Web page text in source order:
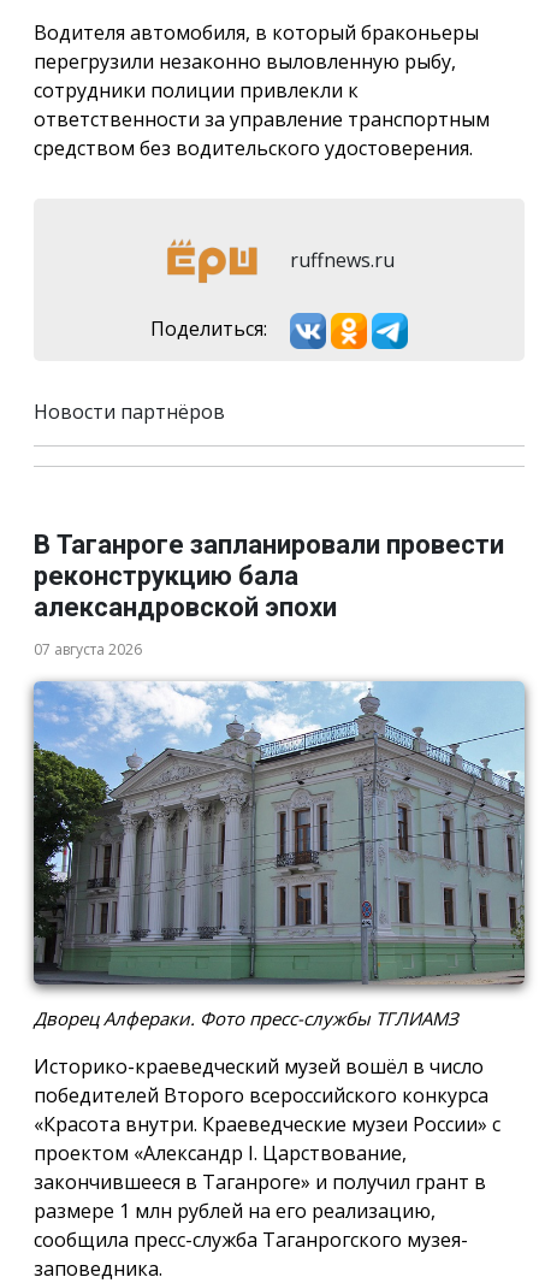
Водителя автомобиля, в который браконьеры
перегрузили незаконно выловленную рыбу,
сотрудники полиции привлекли к
ответственности за управление транспортным
средством без водительского удостоверения.
ruffnews.ru
Поделиться:
Новости партнёров
В Таганроге запланировали провести
реконструкцию бала
александровской эпохи
07 августа 2026
Дворец Алфераки. Фото пресс-службы ТГЛИАМЗ
Историко-краеведческий музей вошёл в число
победителей Второго всероссийского конкурса
«Красота внутри. Краеведческие музеи России» с
проектом «Александр I. Царствование,
закончившееся в Таганроге» и получил грант в
размере 1 млн рублей на его реализацию,
сообщила пресс-служба Таганрогского музея-
заповедника.